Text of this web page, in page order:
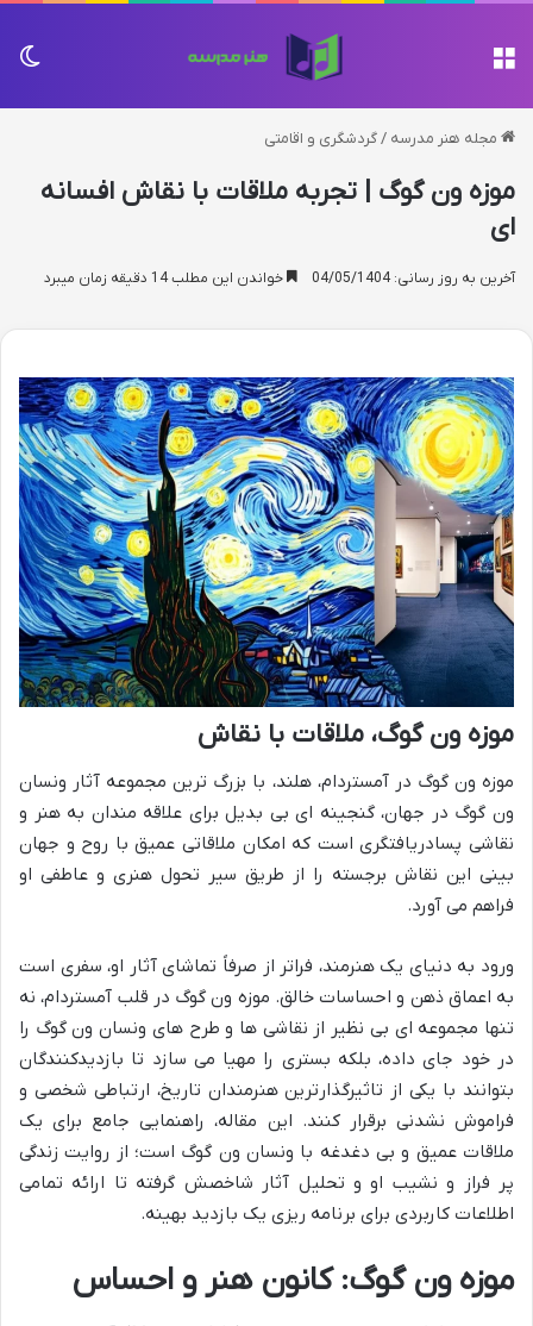
مجله هنر مدرسه /گردشگری و اقامتی
موزه ون گوگ | تجربه ملاقات با نقاش افسانه
ای
آخرین به روز رسانی: 04/05/1404 خواندن این مطلب 14 دقیقه زمان میبرد
موزه ون گوگ، ملاقات با نقاش
موزه ون گوگ در آمستردام، هلند، با بزرگ ترین مجموعه آثار ونسان
ون گوگ در جهان، گنجینه ای بی بدیل برای علاقه مندان به هنر و
نقاشی پسادریافتگری است که امکان ملاقاتی عمیق با روح و جهان
بینی این نقاش برجسته را از طریق سیر تحول هنری و عاطفی او
فراهم می آورد.
ورود به دنیای یک هنرمند، فراتر از صرفاً تماشای آثار او، سفری است
به اعماق ذهن و احساسات خالق. موزه ون گوگ در قلب آمستردام، نه
تنها مجموعه ای بی نظیر از نقاشی ها و طرح های ونسان ون گوگ را
در خود جای داده، بلکه بستری را مهیا می سازد تا بازدیدکنندگان
بتوانند با یکی از تاثیرگذارترین هنرمندان تاریخ، ارتباطی شخصی و
فراموش نشدنی برقرار کنند. این مقاله، راهنمایی جامع برای یک
ملاقات عمیق و بی دغدغه با ونسان ون گوگ است؛ از روایت زندگی
پر فراز و نشیب او و تحلیل آثار شاخصش گرفته تا ارائه تمامی
اطلاعات کاربردی برای برنامه ریزی یک بازدید بهینه.
موزه ون گوگ: کانون هنر و احساس